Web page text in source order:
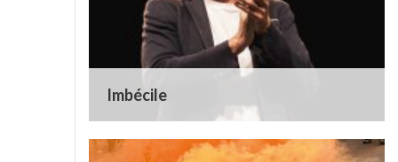
Imbécile